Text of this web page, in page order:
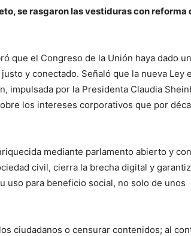
se rasgaron las vestiduras con reforma
que el Congreso de la Unión haya dado
y conectado. Señaló que la nueva Ley
impulsada por la Presidenta Claudia
los intereses corporativos que por
mediante parlamento abierto y
civil, cierra la brecha digital y
uso para beneficio social, no solo de unos
ciudadanos o censurar contenidos; al